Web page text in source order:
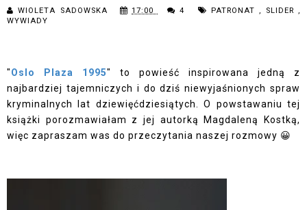
WIOLETA SADOWSKA 17:00 4 PATRONAT, SLIDER,
WYWIADY
"Oslo Plaza 1995" to powieść inspirowana jedną z
najbardziej tajemniczych i do dziś niewyjaśnionych spraw
kryminalnych lat dziewięćdziesiątych. O powstawaniu tej
książki porozmawiałam z jej autorką Magdaleną Kostką,
więc zapraszam was do przeczytania naszej rozmowy 😀